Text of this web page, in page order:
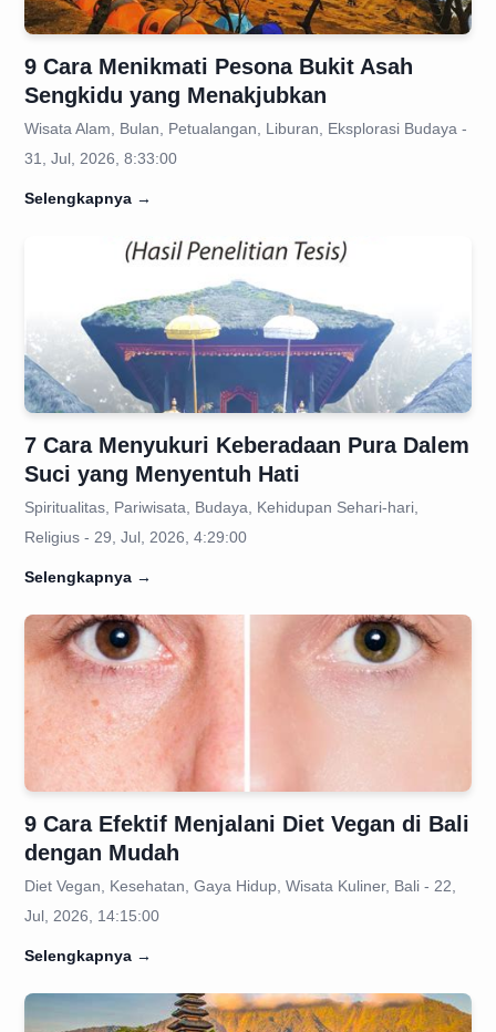
9 Cara Menikmati Pesona Bukit Asah
Sengkidu yang Menakjubkan
Wisata Alam, Bulan, Petualangan, Liburan, Eksplorasi Budaya -
31, Jul, 2026, 8:33:00
Selengkapnya →
7 Cara Menyukuri Keberadaan Pura Dalem
Suci yang Menyentuh Hati
Spiritualitas, Pariwisata, Budaya, Kehidupan Sehari-hari,
Religius - 29, Jul, 2026, 4:29:00
Selengkapnya →
9 Cara Efektif Menjalani Diet Vegan di Bali
dengan Mudah
Diet Vegan, Kesehatan, Gaya Hidup, Wisata Kuliner, Bali - 22,
Jul, 2026, 14:15:00
Selengkapnya →